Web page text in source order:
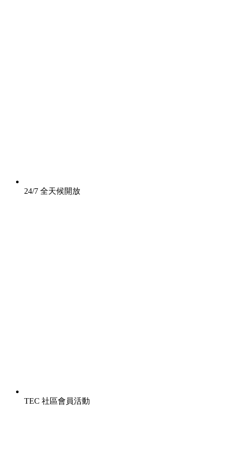
24/7 全天候開放
TEC 社區會員活動